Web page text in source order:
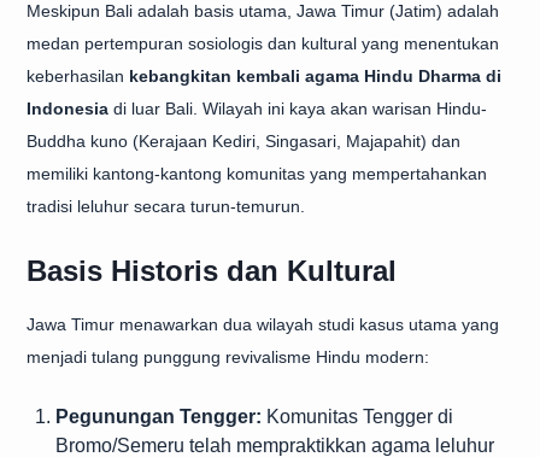
Meskipun Bali adalah basis utama, Jawa Timur (Jatim) adalah
medan pertempuran sosiologis dan kultural yang menentukan
keberhasilan kebangkitan kembali agama Hindu Dharma di
Indonesia di luar Bali. Wilayah ini kaya akan warisan Hindu-
Buddha kuno (Kerajaan Kediri, Singasari, Majapahit) dan
memiliki kantong-kantong komunitas yang mempertahankan
tradisi leluhur secara turun-temurun.
Basis Historis dan Kultural
Jawa Timur menawarkan dua wilayah studi kasus utama yang
menjadi tulang punggung revivalisme Hindu modern:
Pegunungan Tengger: Komunitas Tengger di
Bromo/Semeru telah mempraktikkan agama leluhur